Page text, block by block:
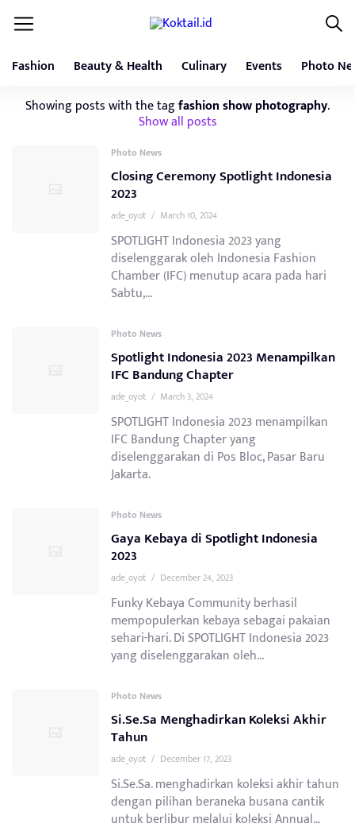
Fashion Beauty & Health Culinary Events Photo
Showing posts with the tagfashion show photography.
Show all posts
Photo News
Closing Ceremony Spotlight Indonesia
2023
ade_oyot / March 10, 2024
SPOTLIGHT Indonesia 2023 yang
diselenggarak oleh Indonesia Fashion
Chamber (IFC) menutup acara pada hari
Sabtu,...
Photo News
Spotlight Indonesia 2023 Menampilkan
IFC Bandung Chapter
ade_oyot / March 3, 2024
SPOTLIGHT Indonesia 2023 menampilkan
IFC Bandung Chapter yang
diselenggarakan di Pos Bloc, Pasar Baru
Jakarta.
Photo News
Gaya Kebaya di Spotlight Indonesia
2023
ade_oyot / December 24, 2023
Funky Kebaya Community berhasil
mempopulerkan kebaya sebagai pakaian
sehari-hari. Di SPOTLIGHT Indonesia 2023
yang diselenggarakan oleh...
Photo News
Si.Se.Sa Menghadirkan Koleksi Akhir
Tahun
ade_oyot / December 17, 2023
Si.Se.Sa. menghadirkan koleksi akhir tahun
dengan pilihan beraneka busana cantik
untuk berlibur melalui koleksi Annual...